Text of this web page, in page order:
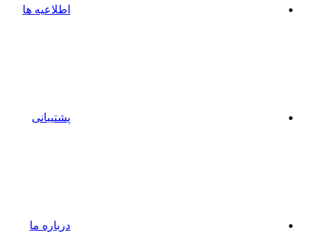
اطلاعیه ها
پشتیبانی
درباره ما